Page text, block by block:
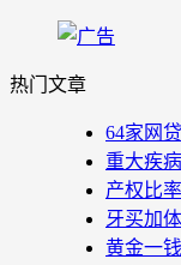
热门文章
64家网
重大疾
产权比
牙买加
黄金一